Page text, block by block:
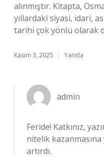
alınmıştır. Kitapta,
yıllardaki siyasi, idari,
tarihi çok yönlü olarak
Kasım 3, 2025 Yanıtla
admin
Feride! Katkınız,
nitelik kazanmasına
artırdı.